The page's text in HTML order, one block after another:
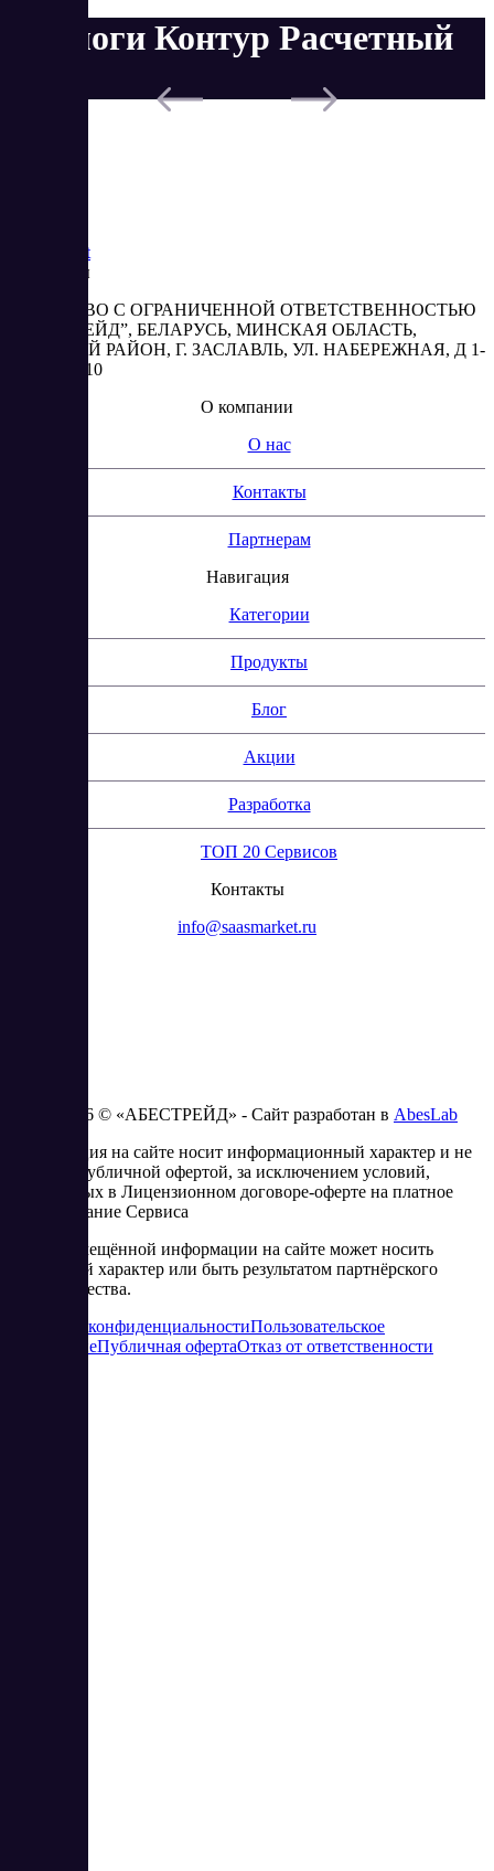
Аналоги Контур Расчетный
Market
Реквизиты
ОБЩЕСТВО С ОГРАНИЧЕННОЙ ОТВЕТСТВЕННОСТЬЮ
“АБЕСТРЕЙД”, БЕЛАРУСЬ, МИНСКАЯ ОБЛАСТЬ,
МИНСКИЙ РАЙОН, Г. ЗАСЛАВЛЬ, УЛ. НАБЕРЕЖНАЯ, Д 1-
2, КОМ. 310
О компании
О нас
Контакты
Партнерам
Навигация
Категории
Продукты
Блог
Акции
Разработка
ТОП 20 Сервисов
Контакты
info@saasmarket.ru
2023 - 2026 © «АБЕСТРЕЙД» - Сайт разработан в AbesLab
Информация на сайте носит информационный характер и не
является публичной офертой, за исключением условий,
изложенных в Лицензионном договоре-оферте на платное
использование Сервиса
Часть размещённой информации на сайте может носить
рекламный характер или быть результатом партнёрского
сотрудничества.
Политика конфиденциальностиПользовательское
соглашениеПубличная офертаОтказ от ответственности